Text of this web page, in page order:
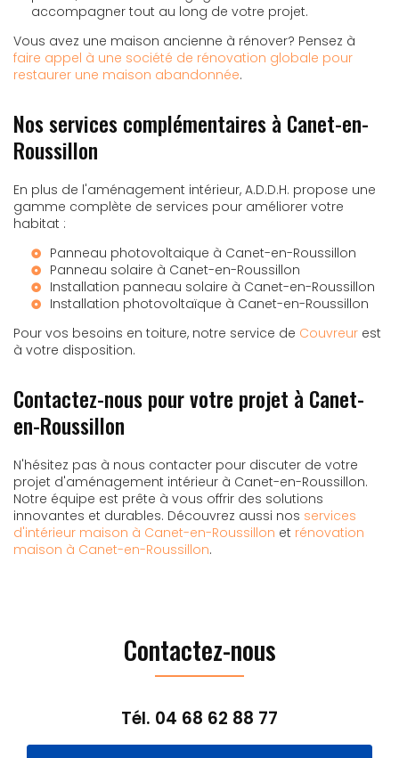
accompagner tout au long de votre projet.
Vous avez une maison ancienne à rénover? Pensez à
faire appel à une société de rénovation globale pour
restaurer une maison abandonnée.
Nos services complémentaires à Canet-en-
Roussillon
En plus de l'aménagement intérieur, A.D.D.H. propose une
gamme complète de services pour améliorer votre
habitat :
Panneau photovoltaique à Canet-en-Roussillon
Panneau solaire à Canet-en-Roussillon
Installation panneau solaire à Canet-en-Roussillon
Installation photovoltaïque à Canet-en-Roussillon
Pour vos besoins en toiture, notre service de Couvreur est
à votre disposition.
Contactez-nous pour votre projet à Canet-
en-Roussillon
N'hésitez pas à nous contacter pour discuter de votre
projet d'aménagement intérieur à Canet-en-Roussillon.
Notre équipe est prête à vous offrir des solutions
innovantes et durables. Découvrez aussi nos services
d'intérieur maison à Canet-en-Roussillon et rénovation
maison à Canet-en-Roussillon.
Contactez-nous
Tél. 04 68 62 88 77